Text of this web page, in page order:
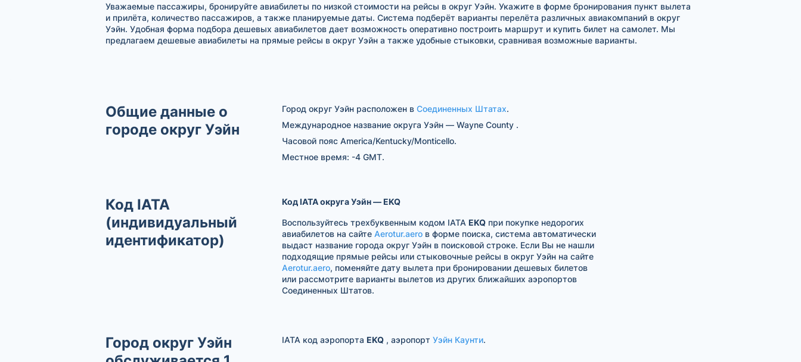
Уважаемые пассажиры, бронируйте авиабилеты по низкой стоимости на рейсы в округ Уэйн. Укажите в форме бронирования пункт вылета
и прилёта, количество пассажиров, а также планируемые даты. Система подберёт варианты перелёта различных авиакомпаний в округ
Уэйн. Удобная форма подбора дешевых авиабилетов дает возможность оперативно построить маршрут и купить билет на самолет. Мы
предлагаем дешевые авиабилеты на прямые рейсы в округ Уэйн а также удобные стыковки, сравнивая возможные варианты.
Общие данные о
городе округ Уэйн
Город округ Уэйн расположен в Соединенных Штатах.
Международное название округа Уэйн — Wayne County .
Часовой пояс America/Kentucky/Monticello.
Местное время: -4 GMT.
Код IATA
(индивидуальный
идентификатор)
Код IATA округа Уэйн — EKQ
Воспользуйтесь трехбуквенным кодом IATA EKQпри покупке недорогих
авиабилетов на сайте Aerotur.aeroв форме поиска, система автоматически
выдаст название города округ Уэйн в поисковой строке. Если Вы не нашли
подходящие прямые рейсы или стыковочные рейсы в округ Уэйн на сайте
Aerotur.aero, поменяйте дату вылета при бронировании дешевых билетов
или рассмотрите варианты вылетов из других ближайших аэропортов
Соединенных Штатов.
Город округ Уэйн
IATA код аэропорта EKQ, аэропорт Уэйн Каунти.